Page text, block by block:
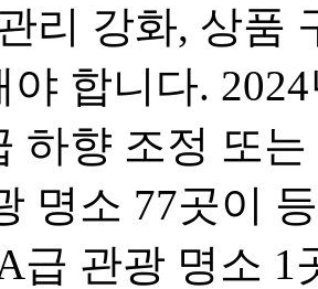
리 강화, 상품
야 합니다.
하향 조정 또
명소 77곳이
급 관광 명소